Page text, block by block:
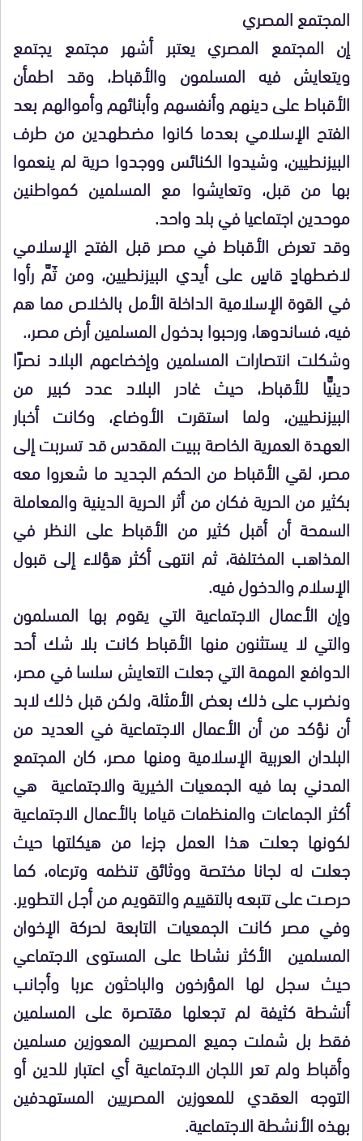
المجتمع المصري
إن المجتمع المصري يعتبر أشهر مجتمع يجتمع
ويتعايش فيه المسلمون والأقباط، وقد اطمأن
الأقباط على دينهم وأنفسهم وأبنائهم وأموالهم بعد
الفتح الإسلامي بعدما كانوا مضطهدين من طرف
البيزنطيين، وشيدوا الكنائس ووجدوا حرية لم ينعموا
بها من قبل، وتعايشوا مع المسلمين كمواطنين
موحدين اجتماعيا في بلد واحد.
وقد تعرض الأقباط في مصر قبل الفتح الإسلامي
لاضطهادٍ قاسٍ على أيدي البيزنطيين، ومن ثَمَّ رأوا
في القوة الإسلامية الداخلة الأمل بالخلاص مما هم
فيه، فساندوها، ورحبوا بدخول المسلمين أرض مصر،.
وشكلت انتصارات المسلمين وإخضاعهم البلاد نصرًا
دينيًّا للأقباط، حيث غادر البلاد عدد كبير من
البيزنطيين، ولما استقرت الأوضاع، وكانت أخبار
العهدة العمرية الخاصة ببيت المقدس قد تسربت إلى
مصر، لقي الأقباط من الحكم الجديد ما شعروا معه
بكثير من الحرية فكان من أثر الحرية الدينية والمعاملة
السمحة أن أقبل كثير من الأقباط على النظر في
المذاهب المختلفة، ثم انتهى أكثر هؤلاء إلى قبول
الإسلام والدخول فيه.
وإن الأعمال الاجتماعية التي يقوم بها المسلمون
والتي لا يستثنون منها الأقباط كانت بلا شك أحد
الدوافع المهمة التي جعلت التعايش سلسا في مصر،
ونضرب على ذلك بعض الأمثلة، ولكن قبل ذلك لابد
أن نؤكد من أن الأعمال الاجتماعية في العديد من
البلدان العربية الإسلامية ومنها مصر، كان المجتمع
المدني بما فيه الجمعيات الخيرية والاجتماعية هي
أكثر الجماعات والمنظمات قياما بالأعمال الاجتماعية
لكونها جعلت هذا العمل جزءا من هيكلتها حيث
جعلت له لجانا مختصة ووثائق تنظمه وترعاه، كما
حرصت على تتبعه بالتقييم والتقويم من أجل التطوير.
وفي مصر كانت الجمعيات التابعة لحركة الإخوان
المسلمين الأكثر نشاطا على المستوى الاجتماعي
حيث سجل لها المؤرخون والباحثون عربا وأجانب
أنشطة كثيفة لم تجعلها مقتصرة على المسلمين
فقط بل شملت جميع المصريين المعوزين مسلمين
وأقباط ولم تعر اللجان الاجتماعية أي اعتبار للدين أو
التوجه العقدي للمعوزين المصريين المستهدفين
بهذه الأنشطة الاجتماعية.